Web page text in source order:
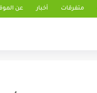
متفرقات أخبار عن